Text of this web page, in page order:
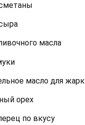
масла
масло для
орех
по вкусу